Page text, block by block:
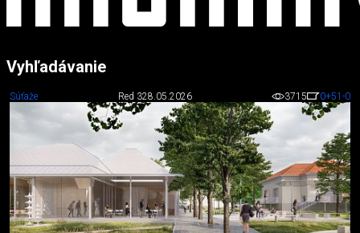
Vyhľadávanie
Súťaže Red 328.05.2026 3715 0+51 -0